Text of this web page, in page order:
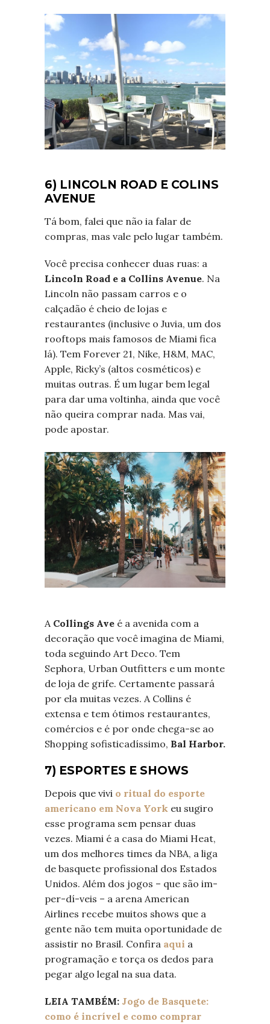
6) LINCOLN ROAD E COLINS
AVENUE
Tá bom, falei que não ia falar de
compras, mas vale pelo lugar também.
Você precisa conhecer duas ruas: a
Lincoln Road e a Collins Avenue. Na
Lincoln não passam carros e o
calçadão é cheio de lojas e
restaurantes (inclusive o Juvia, um dos
rooftops mais famosos de Miami fica
lá). Tem Forever 21, Nike, H&M, MAC,
Apple, Ricky’s (altos cosméticos) e
muitas outras. É um lugar bem legal
para dar uma voltinha, ainda que você
não queira comprar nada. Mas vai,
pode apostar.
A Collings Ave é a avenida com a
decoração que você imagina de Miami,
toda seguindo Art Deco. Tem
Sephora, Urban Outfitters e um monte
de loja de grife. Certamente passará
por ela muitas vezes. A Collins é
extensa e tem ótimos restaurantes,
comércios e é por onde chega-se ao
Shopping sofisticadíssimo, Bal Harbor.
7) ESPORTES E SHOWS
Depois que vivi o ritual do esporte
americano em Nova York eu sugiro
esse programa sem pensar duas
vezes. Miami é a casa do Miami Heat,
um dos melhores times da NBA, a liga
de basquete profissional dos Estados
Unidos. Além dos jogos – que são im-
per-dí-veis – a arena American
Airlines recebe muitos shows que a
gente não tem muita oportunidade de
assistir no Brasil. Confira aqui a
programação e torça os dedos para
pegar algo legal na sua data.
LEIA TAMBÉM: Jogo de Basquete:
como é incrível e como comprar